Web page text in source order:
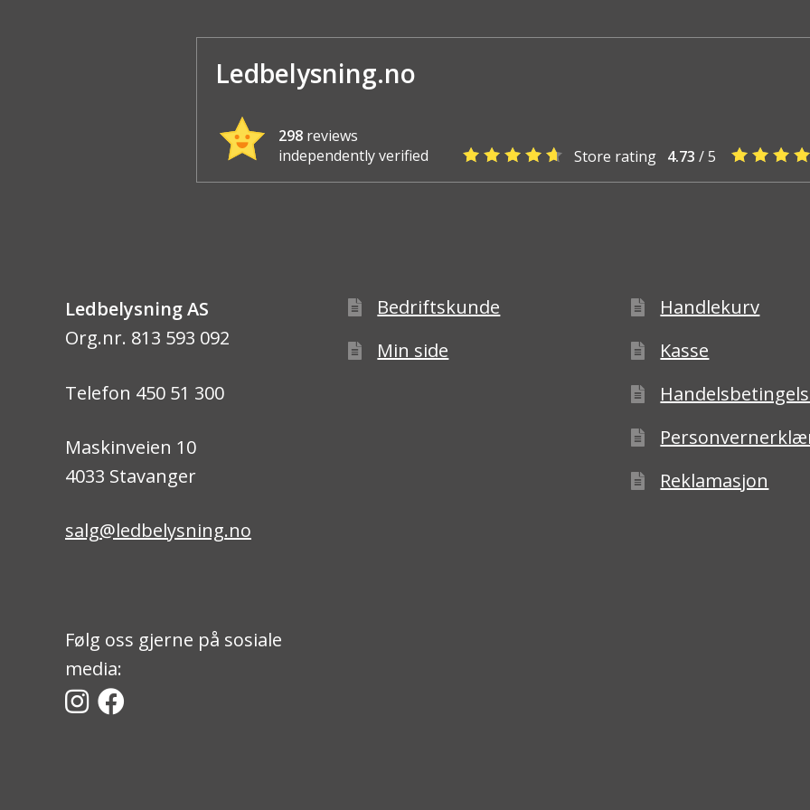
Ledbelysning.no
298reviews
independently verified
Store rating 4.73 / 5
Ledbelysning AS
Org.nr. 813 593 092
Telefon 450 51 300
Maskinveien 10
4033 Stavanger
salg@ledbelysning.no
Følg oss gjerne på sosiale
media:
Bedriftskunde
Min side
Handlekurv
Kasse
Reklamasjon